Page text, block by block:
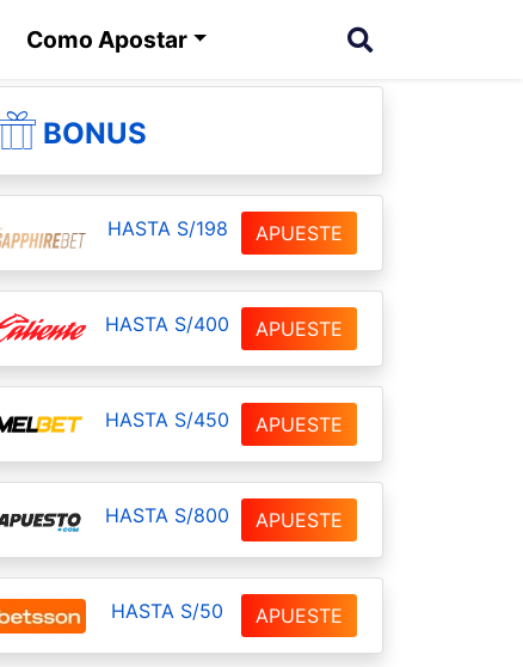
Como Apostar
BONUS
HASTA S/198 APUESTE
HASTA S/400 APUESTE
HASTA S/450 APUESTE
HASTA S/800 APUESTE
HASTA S/50 APUESTE